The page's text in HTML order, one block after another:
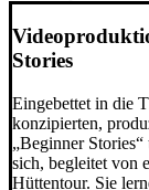
Stories
Eingebettet in die
konzipierten,
„Beginner
sich, begleitet von
Hüttentour. Sie